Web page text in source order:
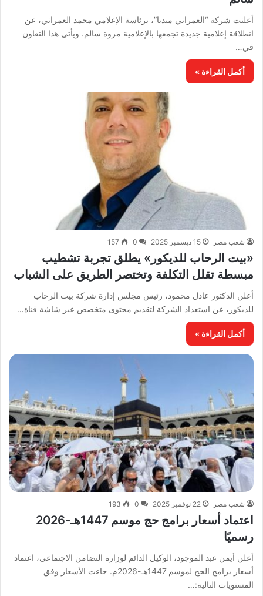
أعلنت شركة “العمراني ميديا”، برئاسة الإعلامي محمد العمراني، عن
انطلاقة إعلامية جديدة تجمعها بالإعلامية مروة سالم. ويأتي هذا التعاون
في…
أكمل القراءة »
شعب مصر 15 ديسمبر 2025 0
157
«بيت الرحاب للديكور» يطلق تجربة تشطيب
مبسطة تقلل التكلفة وتختصر الطريق على الشباب
أعلن الدكتور عادل محمود، رئيس مجلس إدارة شركة بيت الرحاب
للديكور، عن استعداد الشركة لتقديم محتوى متخصص عبر شاشة قناة…
أكمل القراءة »
شعب مصر 22 نوفمبر 2025 0
193
اعتماد أسعار برامج حج موسم 1447هـ-2026
رسميًا
أعلن أيمن عبد الموجود، الوكيل الدائم لوزارة التضامن الاجتماعي، اعتماد
أسعار برامج الحج لموسم 1447هـ-2026م. جاءت الأسعار وفق
المستويات التالية:…